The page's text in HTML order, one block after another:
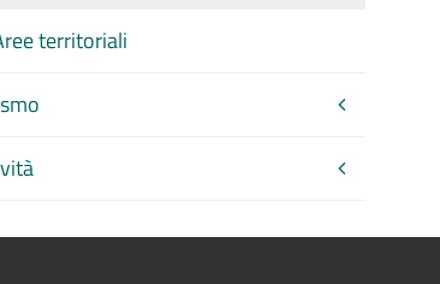
territoriali